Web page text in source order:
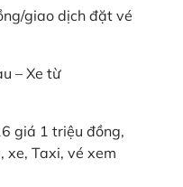
giao dịch đặt vé
– Xe từ
giá 1 triệu đồng,
xe, Taxi, vé xem